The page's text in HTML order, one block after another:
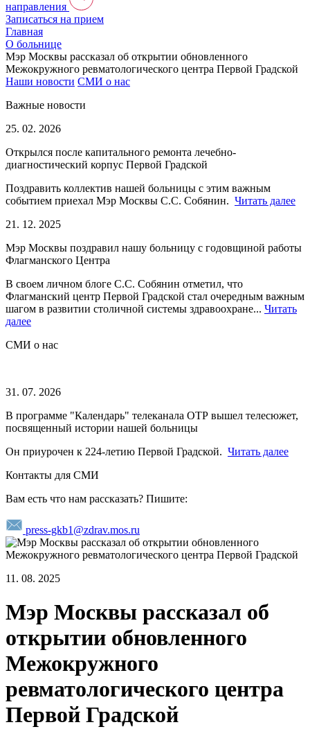
направления
Записаться на прием
Главная
О больнице
Мэр Москвы рассказал об открытии обновленного
Межокружного ревматологического центра Первой Градской
Наши новости CМИ о нас
Важные новости
25. 02. 2026
Открылся после капитального ремонта лечебно-
диагностический корпус Первой Градской
Поздравить коллектив нашей больницы с этим важным
событием приехал Мэр Москвы С.С. Собянин. Читать далее
21. 12. 2025
Мэр Москвы поздравил нашу больницу с годовщиной работы
Флагманского Центра
В своем личном блоге С.С. Собянин отметил, что
Флагманский центр Первой Градской стал очередным важным
шагом в развитии столичной системы здравоохране... Читать
далее
СМИ о нас
31. 07. 2026
В программе "Календарь" телеканала ОТР вышел телесюжет,
посвященный истории нашей больницы
Он приурочен к 224-летию Первой Градской. Читать далее
Контакты для СМИ
Вам есть что нам рассказать? Пишите:
press-gkb1@zdrav.mos.ru
11. 08. 2025
Мэр Москвы рассказал об
открытии обновленного
Межокружного
ревматологического центра
Первой Градской